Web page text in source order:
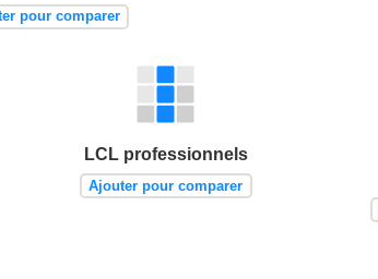
pour comparer
LCL professionnels
Ajouter pour comparer